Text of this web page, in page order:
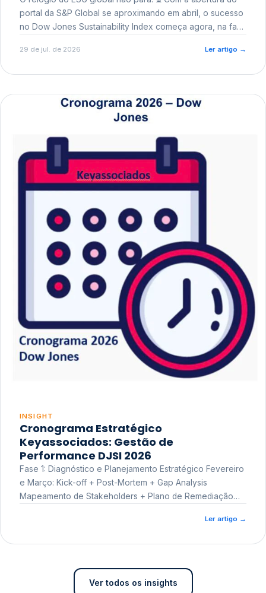
portal da S&P Global se aproximando em abril, o sucesso
no Dow Jones Sustainability Index começa agora, na fase
29 de jul. de 2026 Ler artigo →
INSIGHT
Cronograma Estratégico
Keyassociados: Gestão de
Performance DJSI 2026
Fase 1: Diagnóstico e Planejamento Estratégico Fevereiro
e Março: Kick-off + Post-Mortem + Gap Analysis
Mapeamento de Stakeholders + Plano de Remediação
Ler artigo →
Ver todos os insights